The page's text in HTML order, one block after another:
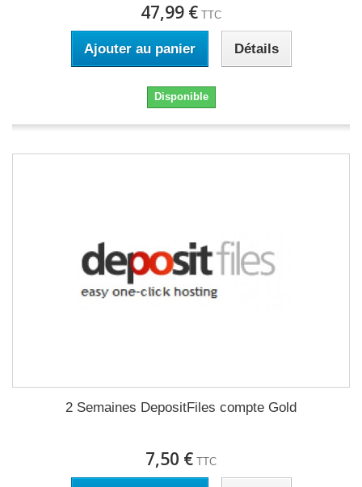
47,99 € TTC
Ajouter au panier Détails
Disponible
2 Semaines DepositFiles compte Gold
7,50 € TTC